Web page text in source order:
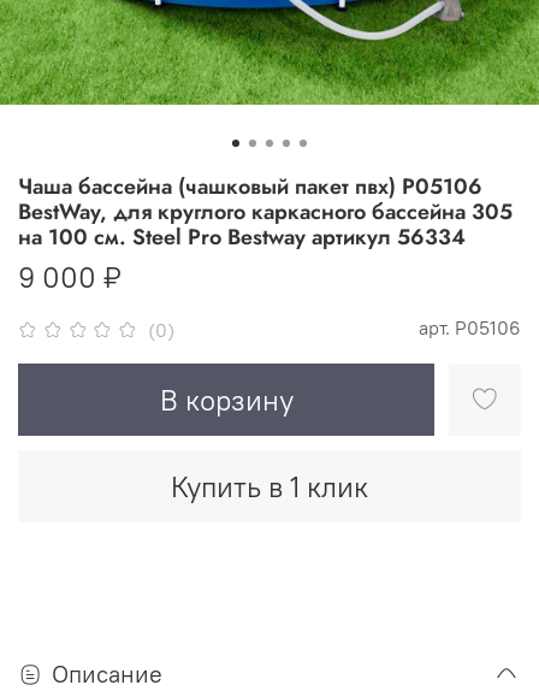
(0) арт. P05106
Чаша бассейна (чашковый пакет пвх) P05106
BestWay, для круглого каркасного бассейна 305
на 100 см. Steel Pro Bestway артикул 56334
9 000 ₽
В корзину
Купить в 1 клик
Описание